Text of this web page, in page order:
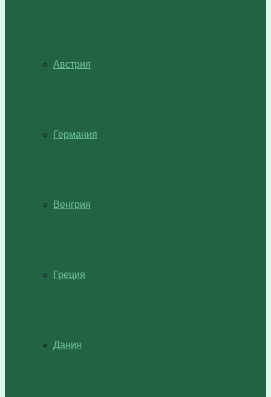
Австрия
Германия
Венгрия
Греция
Дания